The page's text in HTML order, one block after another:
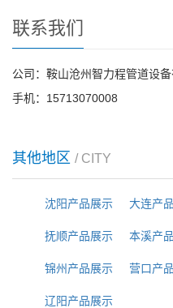
联系我们
公司：鞍山沧州智力程管道设
手机：15713070008
其他地区 / CITY
沈阳产品展示 大连产
抚顺产品展示 本溪产
锦州产品展示 营口产
辽阳产品展示